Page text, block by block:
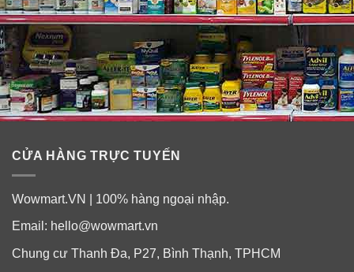
nguyên bào sợi, thúc đẩy sự tăng trưởng của các thành
phần duy trì độ đàn hồi của da như collagen và elastin.
Từ đó, làn da được tăng cường độ đàn hồi, săn chắc từ
trong ra ngoài, giảm thiểu sự hình thành nếp nhăn, chảy
xệ, chùng nhão.
CỬA HÀNG TRỰC TUYẾN
Wowmart.VN | 100% hàng ngoại nhập.
Email: hello@wowmart.vn
Chung cư Thanh Đa, P27, Bình Thạnh, TPHCM